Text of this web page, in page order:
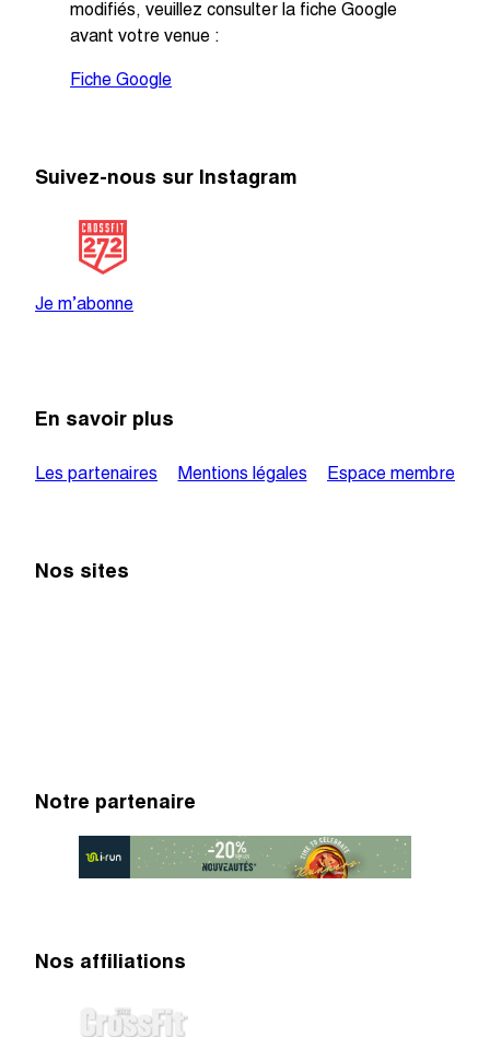
modifiés, veuillez consulter la fiche Google
avant votre venue :
Fiche Google
Suivez-nous sur Instagram
Je m’abonne
En savoir plus
Les partenaires Mentions légales Espace membre
Nos sites
Notre partenaire
Nos affiliations